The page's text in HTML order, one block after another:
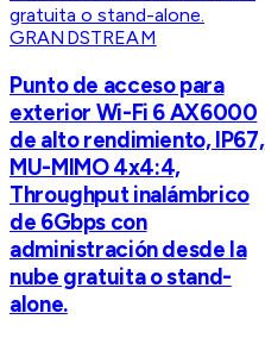
GRANDSTREAM
Punto de acceso para
exterior Wi-Fi 6 AX6000
de alto rendimiento, IP67,
MU-MIMO 4x4:4,
Throughput inalámbrico
de 6Gbps con
administración desde la
nube gratuita o stand-
alone.